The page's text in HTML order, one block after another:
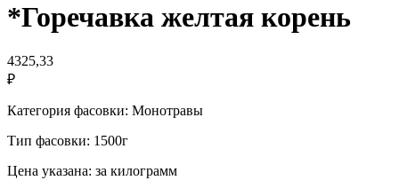
*Горечавка желтая корень
4325,33
₽
Категория фасовки: Монотравы
Тип фасовки: 1500г
Цена указана: за килограмм